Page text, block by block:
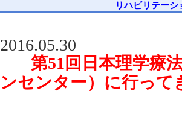
リハビリテー
2016.05.30
第51回日本理学療
ンセンター）に行って